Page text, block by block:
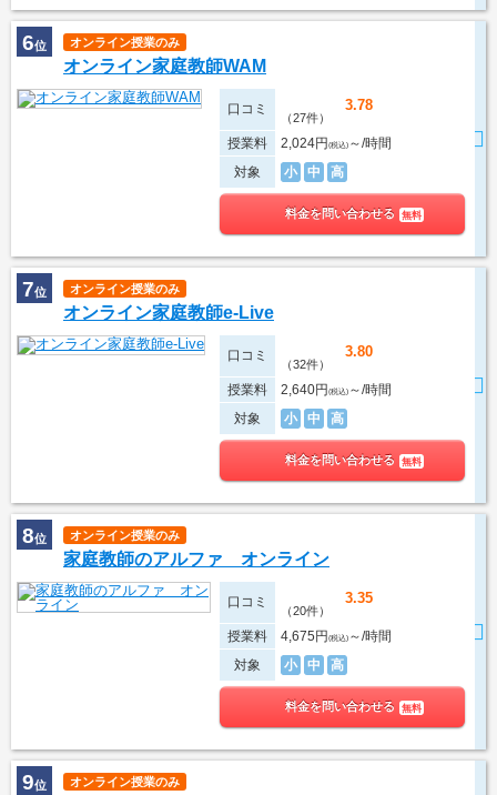
6位 オンライン授業のみ
オンライン家庭教師WAM
口コミ 3.78
（27件）
授業料 2,024円(税込) ～/時間
対象
小 中 高
料金を問い合わせる 無料
7位 オンライン授業のみ
オンライン家庭教師e-Live
口コミ 3.80
（32件）
授業料 2,640円(税込) ～/時間
対象
小 中 高
料金を問い合わせる 無料
8位 オンライン授業のみ
家庭教師のアルファ オンライン
口コミ 3.35
（20件）
授業料 4,675円(税込) ～/時間
対象
小 中 高
料金を問い合わせる 無料
9位 オンライン授業のみ